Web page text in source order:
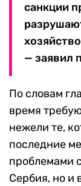
санкции
— заявил
По словам
время
нежели те,
последние
проблемами
Сербия, но и